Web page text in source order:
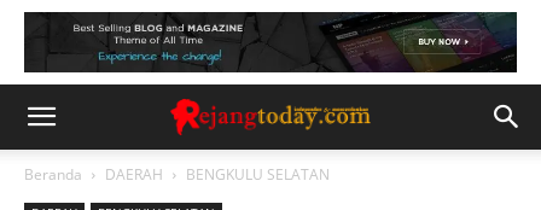
Beranda DAERAH BENGKULU SELATAN